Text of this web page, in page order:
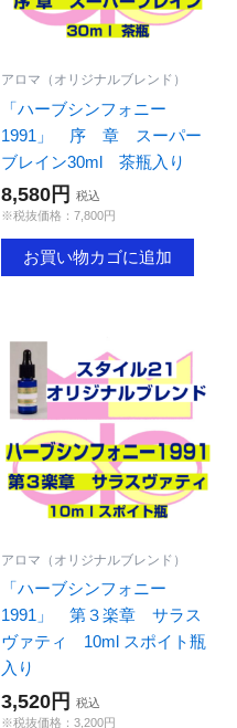
アロマ（オリジナルブレンド）
「ハーブシンフォニー
1991」 序 章 スーパー
ブレイン30ml 茶瓶入り
8,580円
税込
※税抜価格：7,800円
お買い物カゴに追加
アロマ（オリジナルブレンド）
「ハーブシンフォニー
1991」 第３楽章 サラス
ヴァティ 10ml スポイト瓶
入り
3,520円
税込
※税抜価格：3,200円